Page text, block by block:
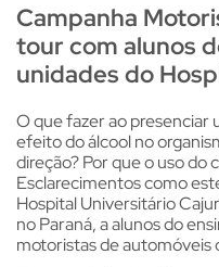
Campanha
tour com alunos
unidades do
O que fazer ao presenciar
efeito do álcool no
direção? Por que o uso do
Esclarecimentos como
Hospital Universitário
no Paraná, a alunos do
motoristas de automóveis